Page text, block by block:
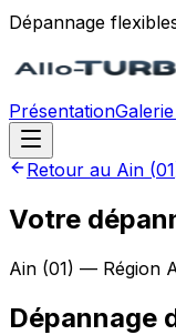
Dépannage
Présentation
Retour au Ain (01
Votre
Ain (01) — Région
Dépannage